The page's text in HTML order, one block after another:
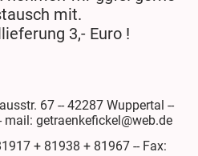
mit.
3,- Euro !
67 -- 42287 Wuppertal --
getraenkefickel@web.de
+ 81938 + 81967 -- Fax: